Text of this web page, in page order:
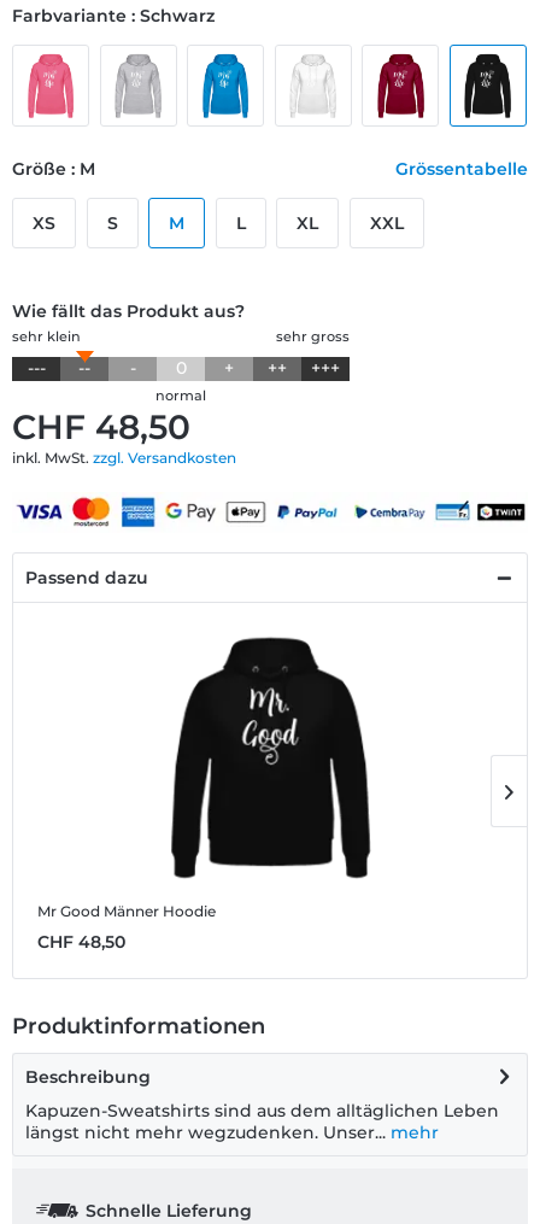
CHF 48,50
inkl. MwSt. zzgl. Versandkosten
Farbvariante : Schwarz
Größe : M Grössentabelle
XS S M L XL XXL
Wie fällt das Produkt aus?
sehr gross
sehr klein
--- -- - 0 + ++ +++
normal
Passend dazu
Mr Good Männer Hoodie
CHF 48,50
Produktinformationen
Beschreibung
Kapuzen-Sweatshirts sind aus dem alltäglichen Leben
längst nicht mehr wegzudenken. Unser... mehr
Schnelle Lieferung